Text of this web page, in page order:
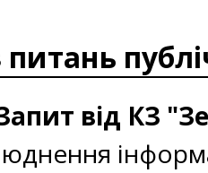
питань
від КЗ